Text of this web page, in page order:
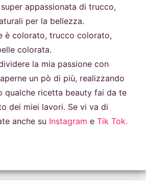
super appassionata di trucco,
per la bellezza.
è colorato, trucco colorato,
colorata.
la mia passione con
un pò di più, realizzando
qualche ricetta beauty fai da te
dei miei lavori. Se vi va di
anche su Instagram e Tik Tok.